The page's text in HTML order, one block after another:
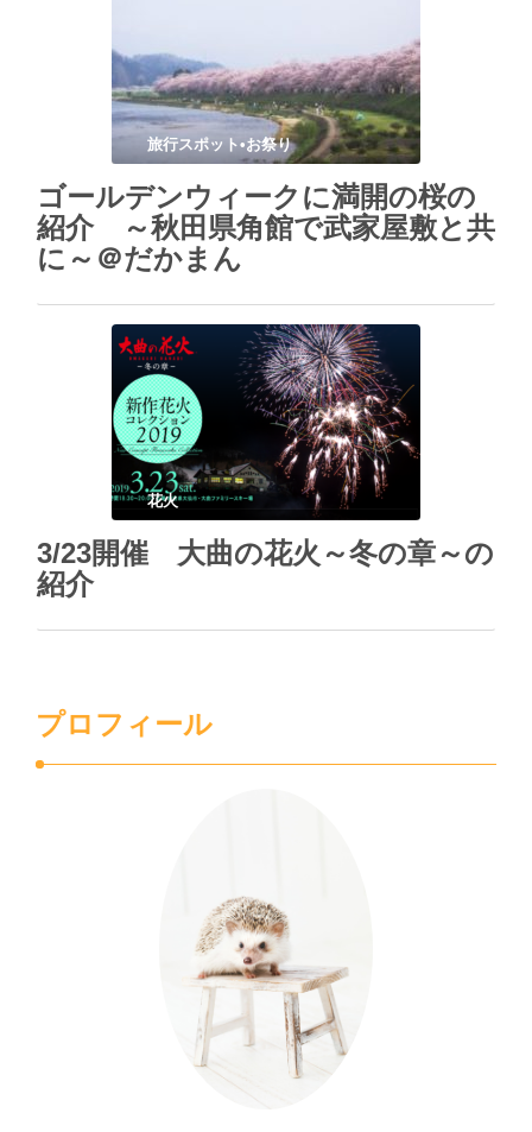
旅行スポット•お祭り
ゴールデンウィークに満開の桜の
紹介 ～秋田県角館で武家屋敷と共
に～＠だかまん
花火
3/23開催 大曲の花火～冬の章～の
紹介
プロフィール